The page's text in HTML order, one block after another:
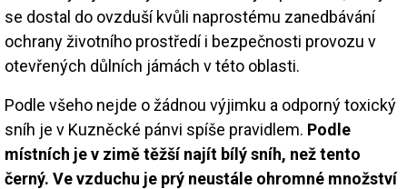
se dostal do ovzduší kvůli naprostému zanedbávání
ochrany životního prostředí i bezpečnosti provozu v
otevřených důlních jámách v této oblasti.
Podle všeho nejde o žádnou výjimku a odporný toxický
sníh je v Kuzněcké pánvi spíše pravidlem. Podle
místních je v zimě těžší najít bílý sníh, než tento
černý. Ve vzduchu je prý neustále ohromné množství